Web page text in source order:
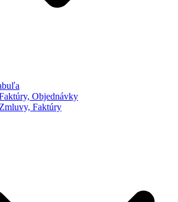
Objednávky
Faktúry